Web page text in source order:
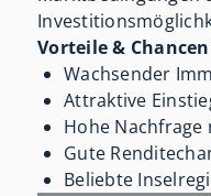
Vorteile &
Wachsender
Attraktive
Hohe
Gute
Beliebte